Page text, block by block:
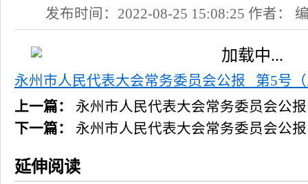
发布时间：2022-08-25 15:08:25 作者：
永州市人民代表大会常务委员会公报 第5号
上一篇：
永州市人民代表大会常务委员会公
下一篇：
永州市人民代表大会常务委员会公
延伸阅读